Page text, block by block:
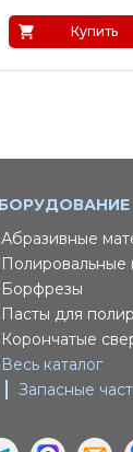
Купить
Абразивные
Полировальные
Борфрезы
Пасты для
Корончатые
Весь каталог
Запасные